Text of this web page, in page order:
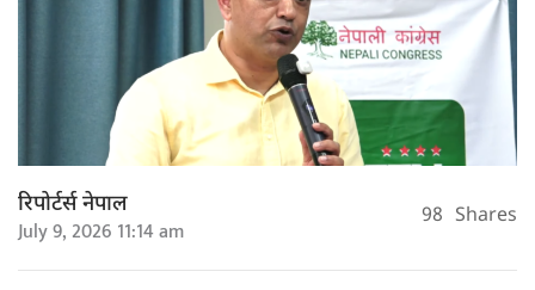
रिपोर्टर्स नेपाल
July 9, 2026 11:14 am 98 Shares